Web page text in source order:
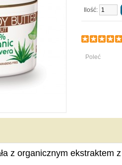
Ilość:
Poleć
z organicznym ekstraktem